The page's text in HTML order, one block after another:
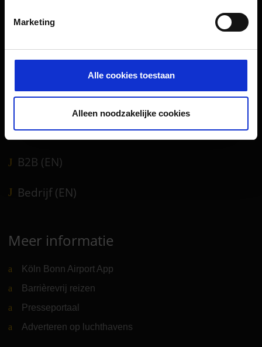
Marketing
Alle cookies toestaan
Alleen noodzakelijke cookies
Vervoer
Reisvoorbereiding
Winkels, restaurants en diensten
Luchthavennieuws
Service & Contact
B2B (EN)
Bedrijf (EN)
Meer informatie
Köln Bonn Airport App
Barrièrevrij reizen
Presseportaal
Adverteren op luchthavens